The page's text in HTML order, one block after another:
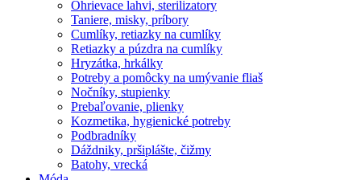
Ohrievace lahvi, sterilizatory
Taniere, misky, príbory
Cumlíky, retiazky na cumlíky
Retiazky a púzdra na cumlíky
Hryzátka, hrkálky
Potreby a pomôcky na umývanie fliaš
Nočníky, stupienky
Prebaľovanie, plienky
Kozmetika, hygienické potreby
Podbradníky
Dáždniky, pršiplášte, čižmy
Batohy, vrecká